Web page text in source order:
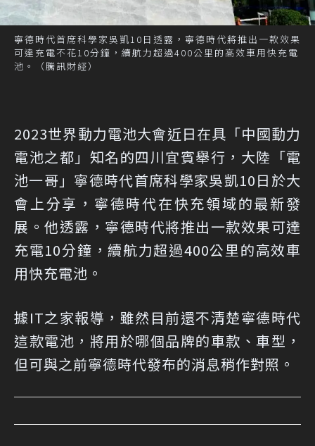
寧德時代首席科學家吳凱10日透露，寧德時代將推出一款效果
可達充電不花10分鐘，續航力超過400公里的高效車用快充電
池。（騰訊財經）
2023世界動力電池大會近日在具「中國動力
電池之都」知名的四川宜賓舉行，大陸「電
池一哥」寧德時代首席科學家吳凱10日於大
會上分享，寧德時代在快充領域的最新發
展。他透露，寧德時代將推出一款效果可達
充電10分鐘，續航力超過400公里的高效車
用快充電池。
據IT之家報導，雖然目前還不清楚寧德時代
這款電池，將用於哪個品牌的車款、車型，
但可與之前寧德時代發布的消息稍作對照。